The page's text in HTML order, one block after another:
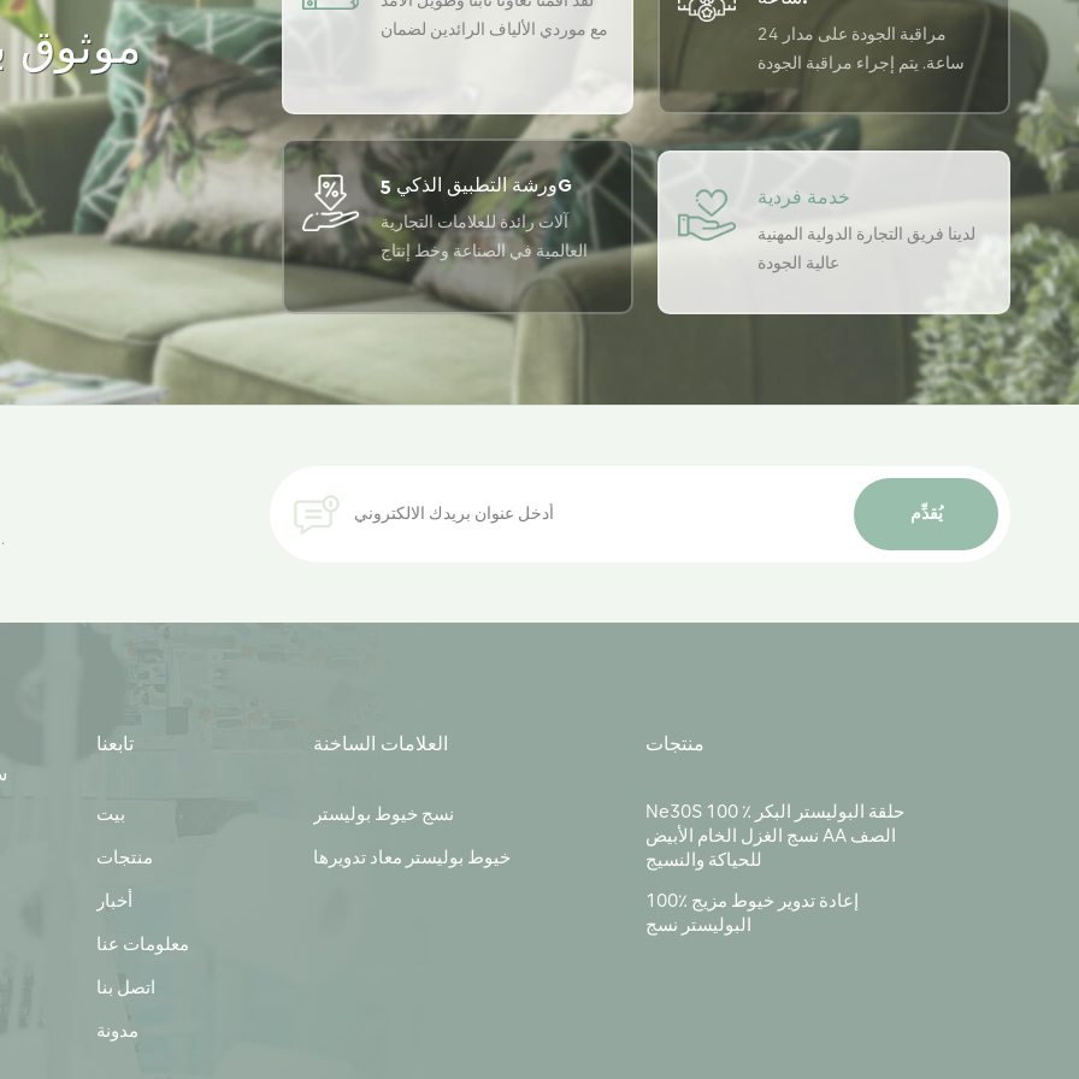
موثوق
مع موردي الألياف الرائدين لضمان
مراقبة الجودة على مدار 24
ساعة. يتم إجراء مراقبة الجودة
على مدار 24 ساعة في اليوم
باستخدام نظام ضمان الجودة
USTER لضمان اتساق الجودة لدينا.
ورشة التطبيق الذكي 5G
آلات رائدة للعلامات التجارية
العالمية في الصناعة وخط إنتاج
أوتوماتيكي بالكامل
خدمة فردية
لدينا فريق التجارة الدولية المهنية
عالية الجودة
احصل على أحدث اتجاه للألياف المعاد تدويرها في صندوق الوارد الخاص بك.
يُقدِّم
تابعنا
بيت
منتجات
أخبار
معلومات عنا
اتصل بنا
مدونة
العلامات الساخنة
نسج خيوط بوليستر
خيوط بوليستر معاد تدويرها
منتجات
Ne30S 100 ٪ حلقة البوليستر البكر
نسج الغزل الخام الأبيض AA الصف
للحياكة والنسيج
100٪ إعادة تدوير خيوط مزيج
البوليستر نسج